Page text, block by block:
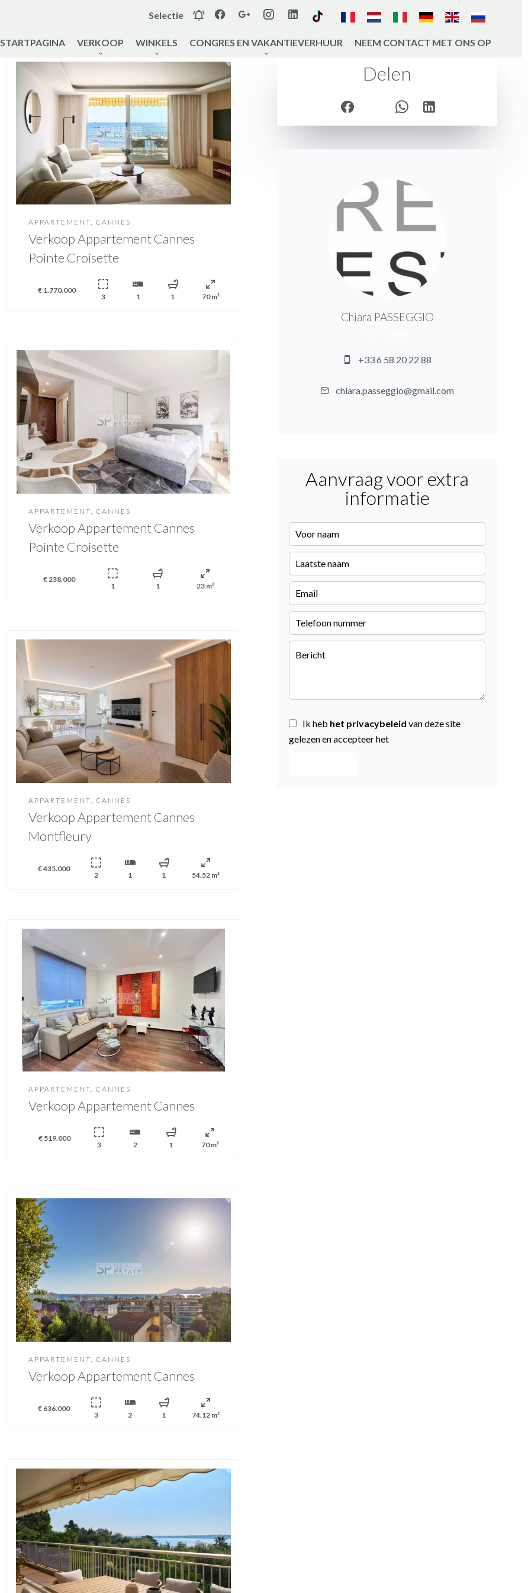
Selectie
STARTPAGINA VERKOOP WINKELS CONGRES EN VAKANTIEVERHUUR NEEM CONTACT MET ONS OP
APPARTEMENT, CANNES
Verkoop Appartement Cannes
Pointe Croisette
€ 1.770.000
3 1 1 70 m²
APPARTEMENT, CANNES
Verkoop Appartement Cannes
Pointe Croisette
€ 238.000
1 1 23 m²
APPARTEMENT, CANNES
Verkoop Appartement Cannes
Montfleury
€ 435.000
2 1 1 54.52 m²
APPARTEMENT, CANNES
Verkoop Appartement Cannes
€ 519.000
3 2 1 70 m²
APPARTEMENT, CANNES
Verkoop Appartement Cannes
€ 636.000
3 2 1 74.12 m²
Delen
Chiara PASSEGGIO
+33 6 58 20 22 88
chiara.passeggio@gmail.com
Aanvraag voor extra
informatie
Ik heb het privacybeleid van deze site
gelezen en accepteer het